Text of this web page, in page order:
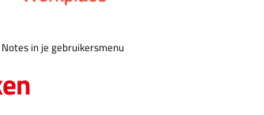
Notes in je gebruikersmenu